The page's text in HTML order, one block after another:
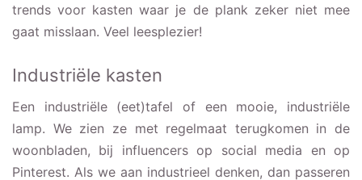
trends voor kasten waar je de plank zeker niet mee
gaat misslaan. Veel leesplezier!
Industriële kasten
Een industriële (eet)tafel of een mooie, industriële
lamp. We zien ze met regelmaat terugkomen in de
woonbladen, bij influencers op social media en op
Pinterest. Als we aan industrieel denken, dan passeren